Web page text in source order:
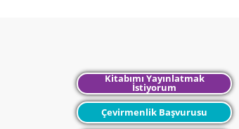
Kitabımı Yayınlatmak
İstiyorum
Çevirmenlik Başvurusu